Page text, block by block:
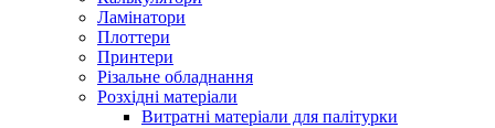
Ламінатори
Плоттери
Принтери
Різальне обладнання
Розхідні матеріали
Витратні матеріали для палітурки